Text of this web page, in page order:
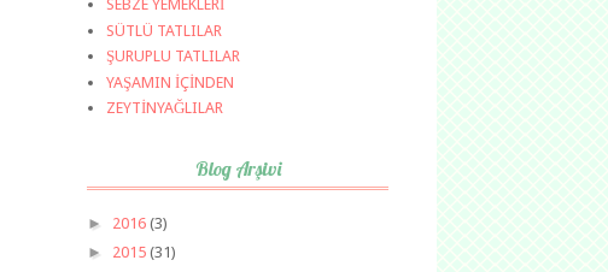
SEBZE YEMEKLERİ
SÜTLÜ TATLILAR
ŞURUPLU TATLILAR
YAŞAMIN İÇİNDEN
ZEYTİNYAĞLILAR
Blog Arşivi
► 2016 (3)
► 2015 (31)